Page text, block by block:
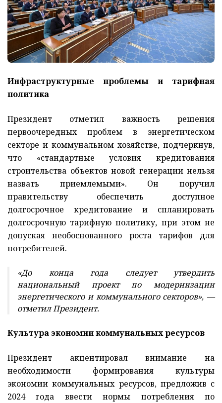
Инфраструктурные проблемы и тарифная
политика
Президент отметил важность решения
первоочередных проблем в энергетическом
секторе и коммунальном хозяйстве, подчеркнув,
что «стандартные условия кредитования
строительства объектов новой генерации нельзя
назвать приемлемыми». Он поручил
правительству обеспечить доступное
долгосрочное кредитование и спланировать
долгосрочную тарифную политику, при этом не
допуская необоснованного роста тарифов для
потребителей.
«До конца года следует утвердить
национальный проект по модернизации
энергетического и коммунального секторов», —
отметил Президент.
Культура экономии коммунальных ресурсов
Президент акцентировал внимание на
необходимости формирования культуры
экономии коммунальных ресурсов, предложив с
2024 года ввести нормы потребления по